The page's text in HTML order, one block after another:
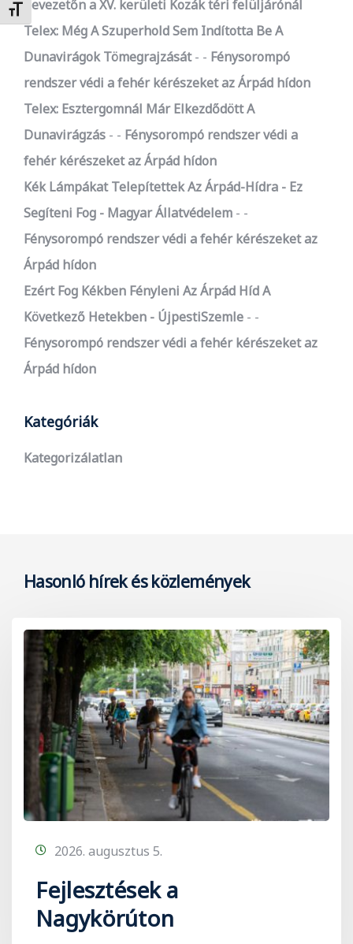
Betűméret váltása
bevezetőn a XV. kerületi Kozák téri felüljárónál
Telex: Még A Szuperhold Sem Indította Be A
Dunavirágok Tömegrajzását
- Fénysorompó
rendszer védi a fehér kérészeket az Árpád hídon
Telex: Esztergomnál Már Elkezdődött A
Dunavirágzás
- Fénysorompó rendszer védi a
fehér kérészeket az Árpád hídon
Kék Lámpákat Telepítettek Az Árpád-Hídra - Ez
Segíteni Fog - Magyar Állatvédelem
-
Fénysorompó rendszer védi a fehér kérészeket az
Árpád hídon
Ezért Fog Kékben Fényleni Az Árpád Híd A
Következő Hetekben - ÚjpestiSzemle
-
Fénysorompó rendszer védi a fehér kérészeket az
Árpád hídon
Kategóriák
Kategorizálatlan
Hasonló hírek és közlemények
2026. augusztus 5.
Fejlesztések a
Nagykörúton